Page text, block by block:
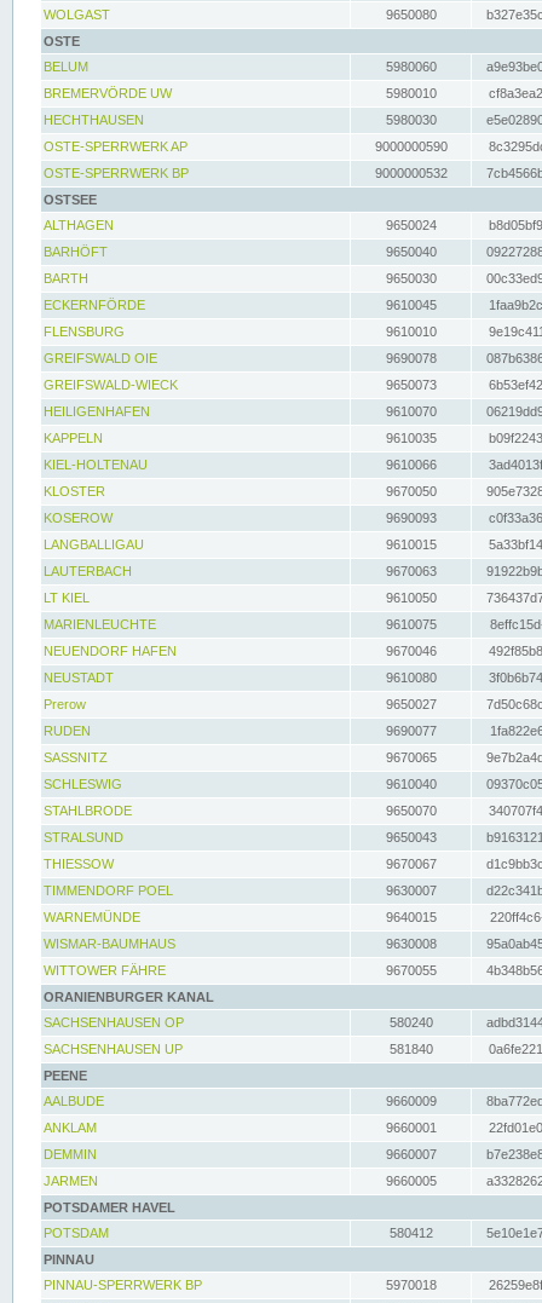
WOLGAST
9650080
OSTE
BELUM
5980060
BREMERVÖRDE UW
5980010
HECHTHAUSEN
5980030
OSTE-SPERRWERK AP
9000000590
OSTE-SPERRWERK BP
9000000532
OSTSEE
ALTHAGEN
9650024
BARHÖFT
9650040
BARTH
9650030
ECKERNFÖRDE
9610045
FLENSBURG
9610010
GREIFSWALD OIE
9690078
GREIFSWALD-WIECK
9650073
HEILIGENHAFEN
9610070
KAPPELN
9610035
KIEL-HOLTENAU
9610066
KLOSTER
9670050
KOSEROW
9690093
LANGBALLIGAU
9610015
LAUTERBACH
9670063
LT KIEL
9610050
MARIENLEUCHTE
9610075
NEUENDORF HAFEN
9670046
NEUSTADT
9610080
Prerow
9650027
RUDEN
9690077
SASSNITZ
9670065
SCHLESWIG
9610040
STAHLBRODE
9650070
STRALSUND
9650043
THIESSOW
9670067
TIMMENDORF POEL
9630007
WARNEMÜNDE
9640015
WISMAR-BAUMHAUS
9630008
WITTOWER FÄHRE
9670055
ORANIENBURGER KANAL
SACHSENHAUSEN OP
580240
SACHSENHAUSEN UP
581840
PEENE
AALBUDE
9660009
ANKLAM
9660001
DEMMIN
9660007
JARMEN
9660005
POTSDAMER HAVEL
POTSDAM
580412
PINNAU
PINNAU-SPERRWERK BP
5970018